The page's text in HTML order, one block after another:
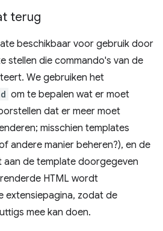
terug
beschikbaar voor gebruik door
stellen die commando's van de
We gebruiken het
om te bepalen wat er moet
dat er meer moet
misschien templates
andere manier beheren?), en de
de template doorgegeven
HTML wordt
extensiepagina, zodat de
mee kan doen.